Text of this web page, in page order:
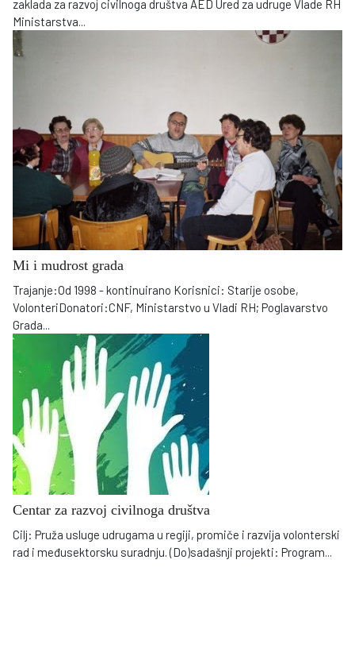
zaklada za razvoj civilnoga društva AED Ured za udruge Vlade RH
Ministarstva...
Mi i mudrost grada
Trajanje:Od 1998 - kontinuirano Korisnici: Starije osobe,
VolonteriDonatori:CNF, Ministarstvo u Vladi RH; Poglavarstvo
Grada...
Centar za razvoj civilnoga društva
Cilj: Pruža usluge udrugama u regiji, promiče i razvija volonterski
rad i međusektorsku suradnju. (Do)sadašnji projekti: Program...